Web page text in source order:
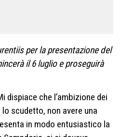
per la presentazione del
il 6 luglio e proseguirà
dispiace che l’ambizione dei
scudetto, non avere una
in modo entusiastico la